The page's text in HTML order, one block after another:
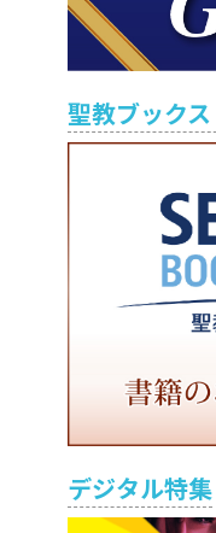
聖教ブック
デジタル特集